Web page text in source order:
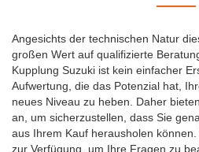
Angesichts der technischen Natur
großen Wert auf qualifizierte
Kupplung Suzuki ist kein einfacher
Aufwertung, die das Potenzial hat,
neues Niveau zu heben. Daher
an, um sicherzustellen, dass Sie
aus Ihrem Kauf herausholen
zur Verfügung, um Ihre Fragen zu